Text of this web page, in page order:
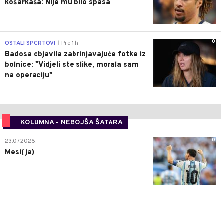
košarkaša: Nije mu bilo spasa
0
OSTALI SPORTOVI Pre 1 h
Badosa objavila zabrinjavajuće fotke iz
bolnice: "Vidjeli ste slike, morala sam
na operaciju"
KOLUMNA - NEBOJŠA ŠATARA
0
23.07.2026.
Mesi(ja)